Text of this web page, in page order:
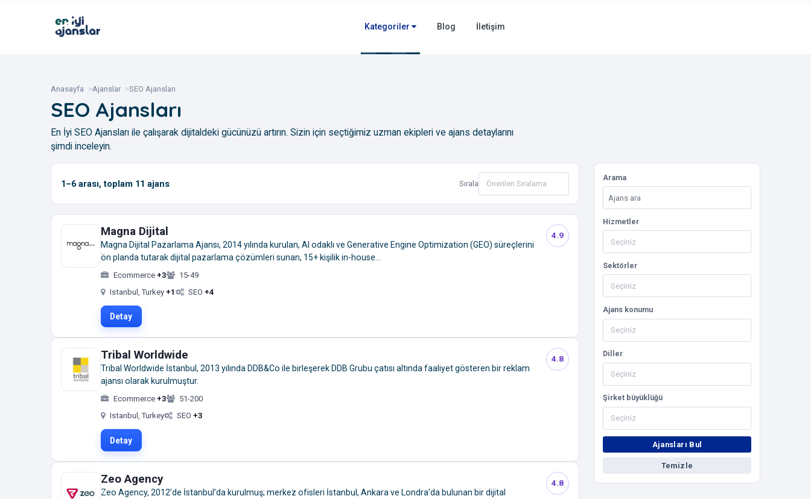
Kategoriler Blog İletişim
Anasayfa Ajanslar SEO Ajansları
SEO Ajansları
En İyi SEO Ajansları ile çalışarak dijitaldeki gücünüzü artırın. Sizin için seçtiğimiz uzman ekipleri ve ajans detaylarını
şimdi inceleyin.
1–6 arası, toplam 11 ajans Sırala
Magna Dijital
Magna Dijital Pazarlama Ajansı, 2014 yılında kurulan, AI odaklı ve Generative Engine Optimization (GEO) süreçlerini
ön planda tutarak dijital pazarlama çözümleri sunan, 15+ kişilik in-house...
Ecommerce +3
15-49
Istanbul, Turkey +1 SEO+4
Detay
4.9
Tribal Worldwide
Tribal Worldwide İstanbul, 2013 yılında DDB&Co ile birleşerek DDB Grubu çatısı altında faaliyet gösteren bir reklam
ajansı olarak kurulmuştur.
Ecommerce +3
51-200
Istanbul, Turkey
SEO+3
Detay
4.8
Zeo Agency
Zeo Agency, 2012’de İstanbul’da kurulmuş; merkez ofisleri İstanbul, Ankara ve Londra’da bulunan bir dijital
4.8
Arama
Hizmetler
Sektörler
Ajans konumu
Diller
Şirket büyüklüğü
Ajansları Bul
Temizle